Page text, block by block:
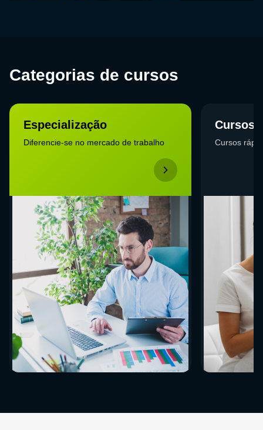
Categorias de cursos
Especialização
Diferencie-se no mercado de trabalho
Cursos
Cursos